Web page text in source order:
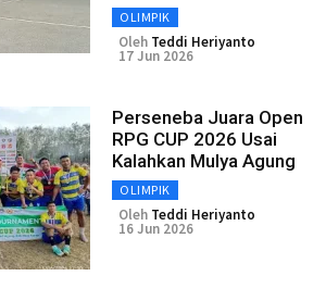
OLIMPIK
Oleh Teddi Heriyanto
17 Jun 2026
Perseneba Juara Open
RPG CUP 2026 Usai
Kalahkan Mulya Agung
OLIMPIK
Oleh Teddi Heriyanto
16 Jun 2026